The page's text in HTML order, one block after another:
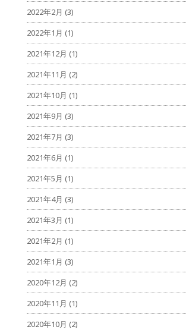
2022年2月 (3)
2022年1月 (1)
2021年12月 (1)
2021年11月 (2)
2021年10月 (1)
2021年9月 (3)
2021年7月 (3)
2021年6月 (1)
2021年5月 (1)
2021年4月 (3)
2021年3月 (1)
2021年2月 (1)
2021年1月 (3)
2020年12月 (2)
2020年11月 (1)
2020年10月 (2)